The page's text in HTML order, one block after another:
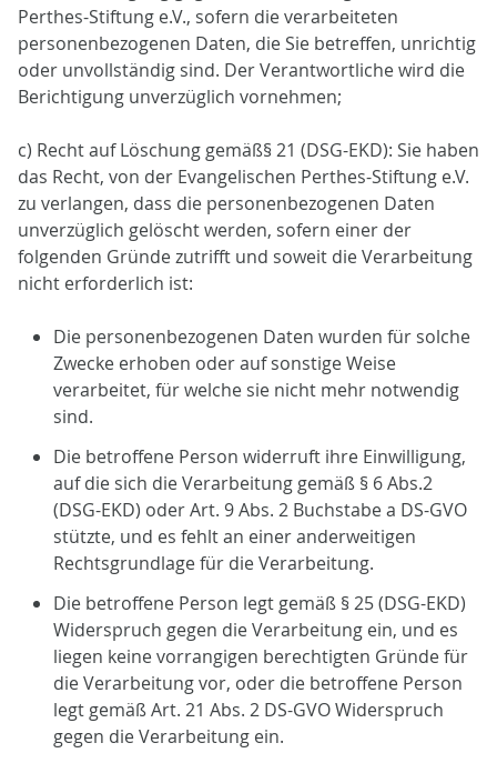
Perthes-Stiftung e.V., sofern die verarbeiteten
personenbezogenen Daten, die Sie betreffen, unrichtig
oder unvollständig sind. Der Verantwortliche wird die
Berichtigung unverzüglich vornehmen;
c) Recht auf Löschung gemäß§ 21 (DSG-EKD): Sie haben
das Recht, von der Evangelischen Perthes-Stiftung e.V.
zu verlangen, dass die personenbezogenen Daten
unverzüglich gelöscht werden, sofern einer der
folgenden Gründe zutrifft und soweit die Verarbeitung
nicht erforderlich ist:
Die personenbezogenen Daten wurden für solche
Zwecke erhoben oder auf sonstige Weise
verarbeitet, für welche sie nicht mehr notwendig
sind.
Die betroffene Person widerruft ihre Einwilligung,
auf die sich die Verarbeitung gemäß § 6 Abs.2
(DSG-EKD) oder Art. 9 Abs. 2 Buchstabe a DS-GVO
stützte, und es fehlt an einer anderweitigen
Rechtsgrundlage für die Verarbeitung.
Die betroffene Person legt gemäß § 25 (DSG-EKD)
Widerspruch gegen die Verarbeitung ein, und es
liegen keine vorrangigen berechtigten Gründe für
die Verarbeitung vor, oder die betroffene Person
legt gemäß Art. 21 Abs. 2 DS-GVO Widerspruch
gegen die Verarbeitung ein.